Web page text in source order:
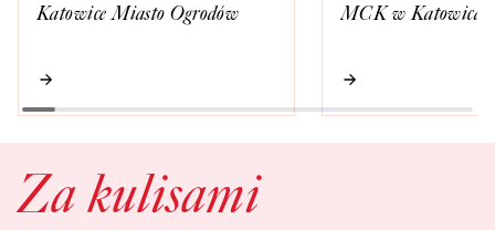
Katowice Miasto Ogrodów MCK w
Za kulisami